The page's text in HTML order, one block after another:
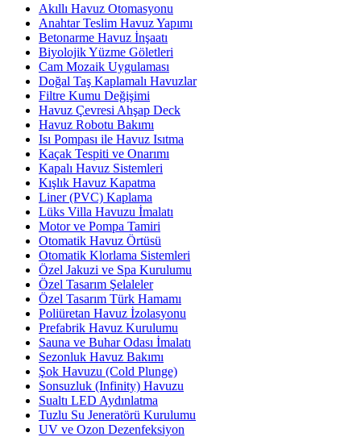
Akıllı Havuz Otomasyonu
Anahtar Teslim Havuz Yapımı
Betonarme Havuz İnşaatı
Biyolojik Yüzme Göletleri
Cam Mozaik Uygulaması
Doğal Taş Kaplamalı Havuzlar
Filtre Kumu Değişimi
Havuz Çevresi Ahşap Deck
Havuz Robotu Bakımı
Isı Pompası ile Havuz Isıtma
Kaçak Tespiti ve Onarımı
Kapalı Havuz Sistemleri
Kışlık Havuz Kapatma
Liner (PVC) Kaplama
Lüks Villa Havuzu İmalatı
Motor ve Pompa Tamiri
Otomatik Havuz Örtüsü
Otomatik Klorlama Sistemleri
Özel Jakuzi ve Spa Kurulumu
Özel Tasarım Şelaleler
Özel Tasarım Türk Hamamı
Poliüretan Havuz İzolasyonu
Prefabrik Havuz Kurulumu
Sauna ve Buhar Odası İmalatı
Sezonluk Havuz Bakımı
Şok Havuzu (Cold Plunge)
Sonsuzluk (Infinity) Havuzu
Sualtı LED Aydınlatma
Tuzlu Su Jeneratörü Kurulumu
UV ve Ozon Dezenfeksiyon